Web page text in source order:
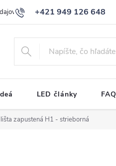
+421 949 126 648
Reklamačný poriadok
LED články FAQ
zapustená H1 - strieborná